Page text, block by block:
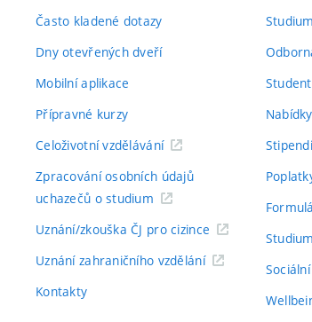
Často kladené dotazy
Dny otevřených dveří
Mobilní aplikace
Přípravné kurzy
Celoživotní vzdělávání
Zpracování osobních údajů
uchazečů o studium
Uznání/zkouška ČJ pro cizince
Uznání zahraničního vzdělání
Kontakty